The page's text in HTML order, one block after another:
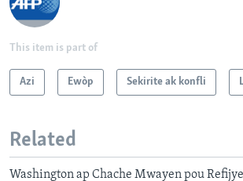
This item is part of
Azi Ewòp Sekirite ak konfli
Related
Washington ap Chache Mwayen pou